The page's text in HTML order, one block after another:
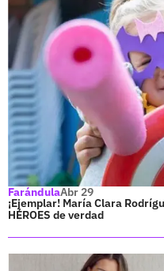
FarándulaAbr 29
¡Ejemplar! María Clara
HÉROES de verdad